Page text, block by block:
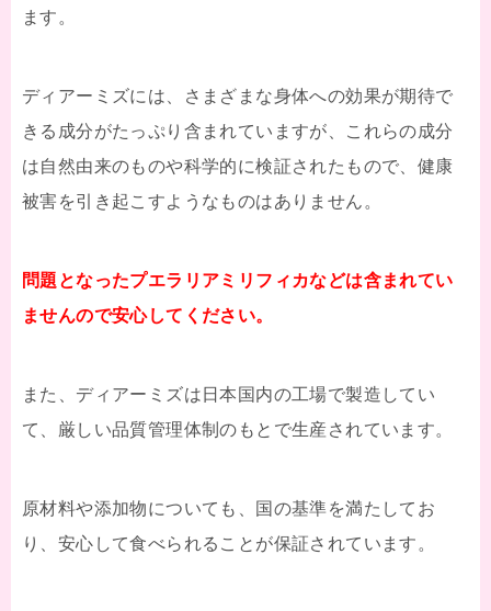
ます。
ディアーミズには、さまざまな身体への効果が期待で
きる成分がたっぷり含まれていますが、これらの成分
は自然由来のものや科学的に検証されたもので、健康
被害を引き起こすようなものはありません。
問題となったプエラリアミリフィカなどは含まれてい
ませんので安心してください。
また、ディアーミズは日本国内の工場で製造してい
て、厳しい品質管理体制のもとで生産されています。
原材料や添加物についても、国の基準を満たしてお
り、安心して食べられることが保証されています。